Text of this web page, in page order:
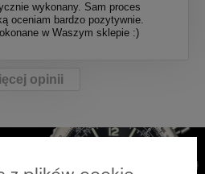
wykonany. Sam proces
oceniam bardzo pozytywnie.
w Waszym sklepie :)
opinii